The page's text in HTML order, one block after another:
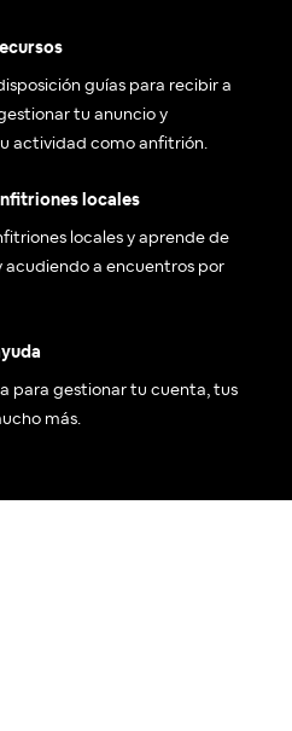
guías para recibir a
tu anuncio y
actividad como anfitrión.
locales
locales y aprende de
acudiendo a encuentros por
para gestionar tu cuenta, tus
más.